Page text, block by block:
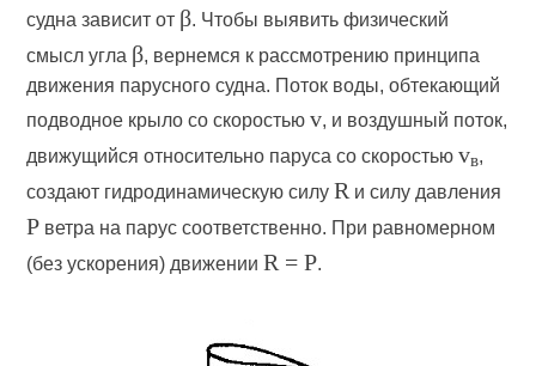
судна зависит от β. Чтобы выявить физический
смысл угла β, вернемся к рассмотрению принципа
движения парусного судна. Поток воды, обтекающий
подводное крыло со скоростьюv, и воздушный поток,
движущийся относительно паруса со скоростьюvв,
создают гидродинамическую силу R и силу давления
P ветра на парус соответственно. При равномерном
(без ускорения) движении R = P.